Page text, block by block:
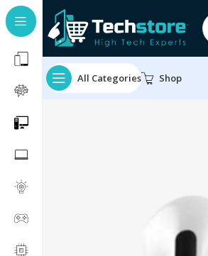
All Categories Shop